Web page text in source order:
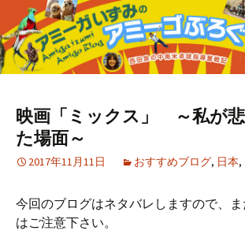
映画「ミックス」 ～私が
た場面～
2017年11月11日 おすすめブログ, 日本,
今回のブログはネタバレしますので、
はご注意下さい。